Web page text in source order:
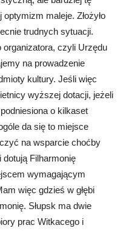
maleje. Złożyło
trudnych sytuacji.
czyli Urzędu
na prowadzenie
kultury. Jeśli więc
wyższej dotacji, jeżeli
o kilkaset
da się to miejsce
na wsparcie choćby
dotują Filharmonię
wymagającym
więc gdzieś w głębi
Słupsk ma dwie
prac Witkacego i